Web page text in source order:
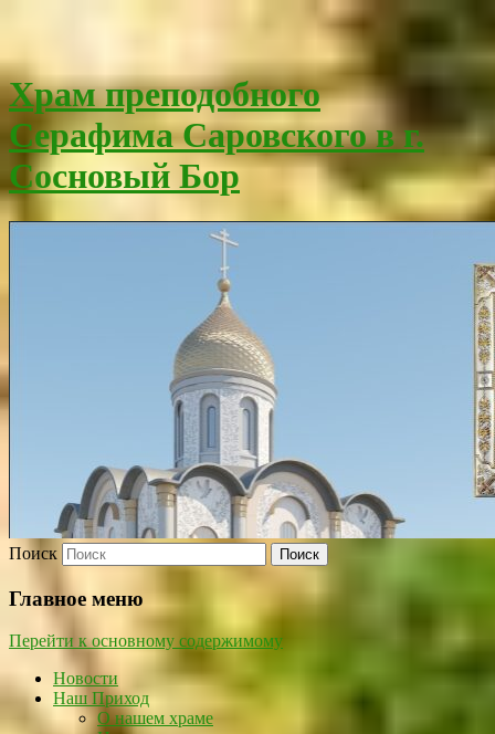
Храм преподобного
Серафима Саровского в г.
Сосновый Бор
Поиск
Главное меню
Перейти к основному содержимому
Новости
Наш Приход
О нашем храме